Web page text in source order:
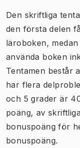
Den skriftliga
den första delen
läroboken,
använda boken
Tentamen består
har flera
och 5 grader är
poäng, av
bonuspoäng för
bonuspoäng.